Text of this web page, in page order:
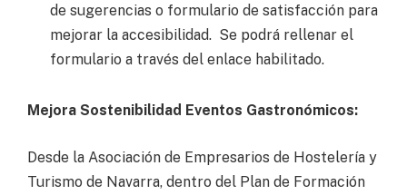
de sugerencias o formulario de satisfacción para
mejorar la accesibilidad. Se podrá rellenar el
formulario a través del enlace habilitado.
Mejora Sostenibilidad Eventos Gastronómicos:
Desde la Asociación de Empresarios de Hostelería y
Turismo de Navarra, dentro del Plan de Formación